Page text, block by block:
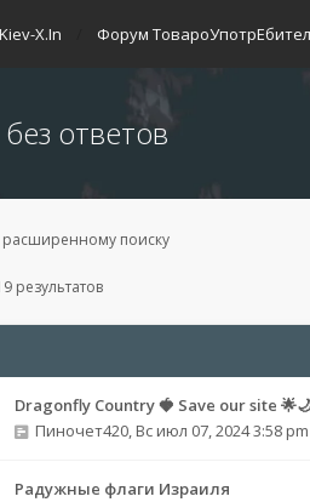
Kiev-X.In Форум
ответов
расширенному поиску
результатов
Dragonfly Country 🍓 Save our site
Пиночет420, Вс июл 07, 2024 3:58 pm
Радужные флаги Израиля